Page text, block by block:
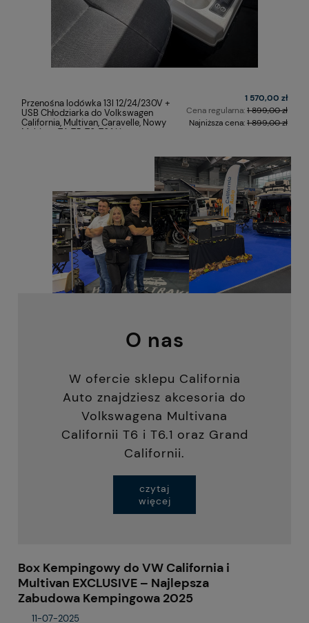
Przenośna lodówka 13l 12/24/230V +
USB Chłodziarka do Volkswagen
California, Multivan, Caravelle, Nowy
Multivan T4, T5, T6, T6.1 i inne
1 570,00 zł
Cena regularna:1 899,00 zł
Najniższa cena:1 899,00 zł
O nas
W ofercie sklepu California
Auto znajdziesz akcesoria do
Volkswagena Multivana
Californii T6 i T6.1 oraz Grand
Californii.
czytaj
więcej
Box Kempingowy do VW California i
Multivan EXCLUSIVE – Najlepsza
Zabudowa Kempingowa 2025
11-07-2025